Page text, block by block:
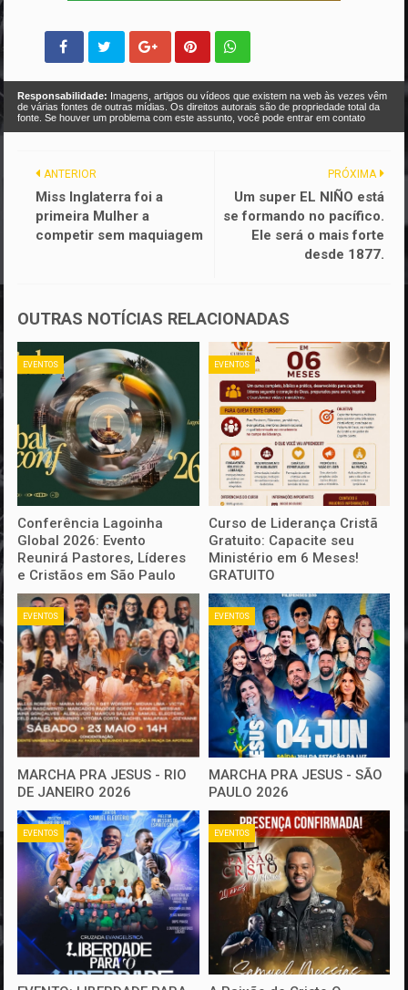
Responsabilidade: Imagens, artigos ou vídeos que existem na web às vezes vêm
de várias fontes de outras mídias. Os direitos autorais são de propriedade total da
fonte. Se houver um problema com este assunto, você pode entrar em contato
PRÓXIMA
Um super EL NIÑO está
se formando no pacífico.
Ele será o mais forte
desde 1877.
ANTERIOR
Miss Inglaterra foi a
primeira Mulher a
competir sem maquiagem
OUTRAS NOTÍCIAS RELACIONADAS
EVENTOS
Conferência Lagoinha
Global 2026: Evento
Reunirá Pastores, Líderes
e Cristãos em São Paulo
EVENTOS
Curso de Liderança Cristã
Gratuito: Capacite seu
Ministério em 6 Meses!
GRATUITO
EVENTOS
MARCHA PRA JESUS - RIO
DE JANEIRO 2026
EVENTOS
MARCHA PRA JESUS - SÃO
PAULO 2026
EVENTOS EVENTOS